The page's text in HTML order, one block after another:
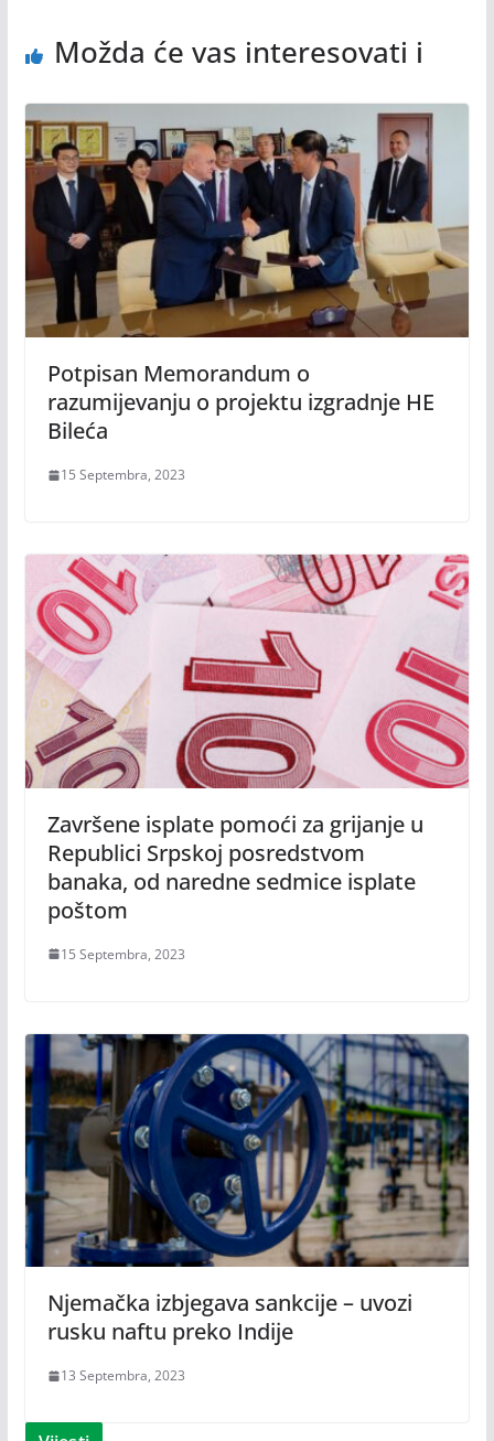
Možda će vas interesovati i
Potpisan Memorandum o
razumijevanju o projektu izgradnje HE
Bileća
15 Septembra, 2023
Završene isplate pomoći za grijanje u
Republici Srpskoj posredstvom
banaka, od naredne sedmice isplate
poštom
15 Septembra, 2023
Njemačka izbjegava sankcije – uvozi
rusku naftu preko Indije
13 Septembra, 2023